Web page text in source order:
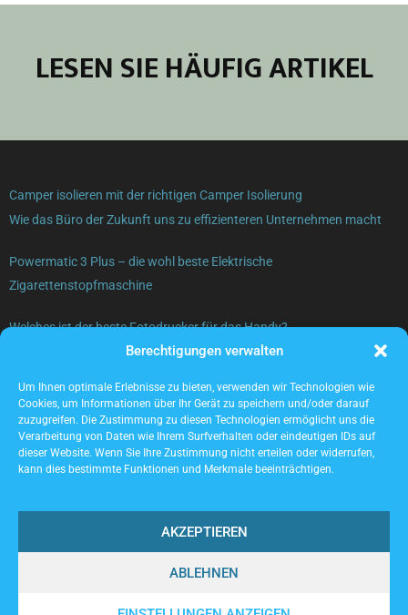
Berechtigungen verwalten
Um Ihnen optimale Erlebnisse zu bieten, verwenden wir Technologien wie
Cookies, um Informationen über Ihr Gerät zu speichern und/oder darauf
zuzugreifen. Die Zustimmung zu diesen Technologien ermöglicht uns die
Verarbeitung von Daten wie Ihrem Surfverhalten oder eindeutigen IDs auf
dieser Website. Wenn Sie Ihre Zustimmung nicht erteilen oder widerrufen,
kann dies bestimmte Funktionen und Merkmale beeinträchtigen.
AKZEPTIEREN
ABLEHNEN
LESEN SIE HÄUFIG ARTIKEL
Camper isolieren mit der richtigen Camper Isolierung
Wie das Büro der Zukunft uns zu effizienteren Unternehmen macht
Powermatic 3 Plus – die wohl beste Elektrische
Zigarettenstopfmaschine
Welches ist der beste Fotodrucker für das Handy?